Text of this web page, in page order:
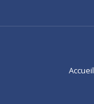
Accueil